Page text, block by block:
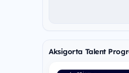
Aksigorta Talent